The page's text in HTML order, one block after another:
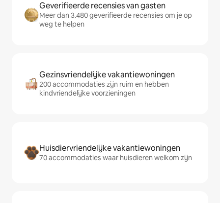
Geverifieerde recensies van gasten
Meer dan 3.480 geverifieerde recensies om je op
weg te helpen
Gezinsvriendelijke vakantiewoningen
200 accommodaties zijn ruim en hebben
kindvriendelijke voorzieningen
Huisdiervriendelijke vakantiewoningen
70 accommodaties waar huisdieren welkom zijn